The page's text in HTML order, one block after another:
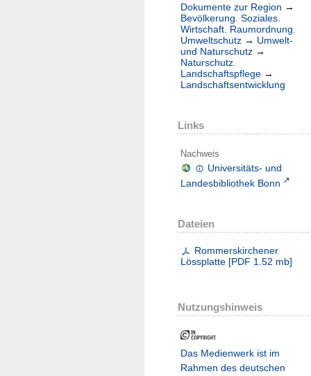
Dokumente zur Region →
Bevölkerung. Soziales.
Wirtschaft. Raumordnung.
Umweltschutz → Umwelt-
und Naturschutz →
Naturschutz.
Landschaftspflege →
Landschaftsentwicklung
Links
Nachweis
Universitäts- und
Landesbibliothek Bonn
Dateien
Rommerskirchener
Lössplatte [PDF 1.52 mb]
Nutzungshinweis
Das Medienwerk ist im
Rahmen des deutschen